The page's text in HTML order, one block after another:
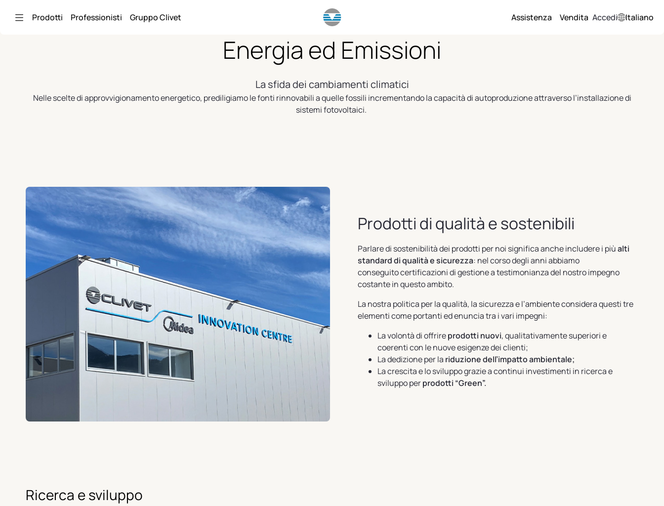
Prodotti Professionisti Gruppo Clivet Assistenza Vendita Accedi Italiano
Energia ed Emissioni
La sfida dei cambiamenti climatici
Nelle scelte di approvvigionamento energetico, prediligiamo le fonti rinnovabili a quelle fossili incrementando la capacità di autoproduzione attraverso l’installazione di
sistemi fotovoltaici.
Prodotti di qualità e sostenibili
Parlare di sostenibilità dei prodotti per noi significa anche includere i piùalti
standard di qualità e sicurezza: nel corso degli anni abbiamo
conseguitocertificazioni di gestione a testimonianza del nostro impegno
costante in questo ambito.
La nostra politica per la qualità, la sicurezza e l’ambiente considera questi tre
elementi come portanti ed enuncia tra i vari impegni:
La volontà di offrireprodotti nuovi, qualitativamente superiori e
coerenti con le nuove esigenze dei clienti;
La dedizione per la riduzione dell’impatto ambientale;
La crescita e lo sviluppo grazie a continui investimenti in ricerca e
sviluppo perprodotti “Green”.
Ricerca e sviluppo